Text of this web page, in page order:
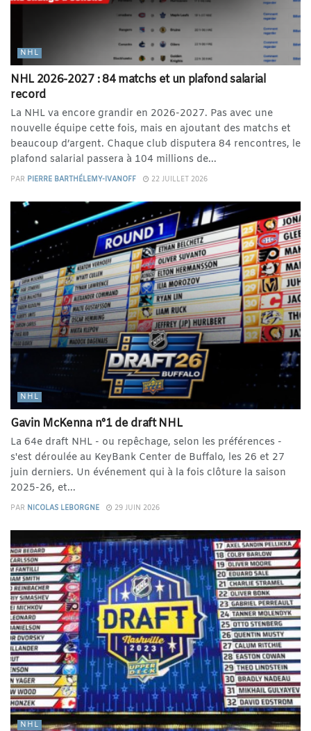
NHL
NHL 2026-2027 : 84 matchs et un plafond salarial
record
La NHL va encore grandir en 2026-2027. Pas avec une
nouvelle équipe cette fois, mais en ajoutant des matchs et
beaucoup d’argent. Chaque club disputera 84 rencontres, le
plafond salarial passera à 104 millions de...
PAR PIERRE BARTHÉLEMY-IVANOFF 22 JUILLET 2026
NHL
Gavin McKenna n°1 de draft NHL
La 64e draft NHL - ou repêchage, selon les préférences -
s'est déroulée au KeyBank Center de Buffalo, les 26 et 27
juin derniers. Un événement qui à la fois clôture la saison
2025-26, et...
PAR NICOLAS LEBORGNE 29 JUIN 2026
NHL